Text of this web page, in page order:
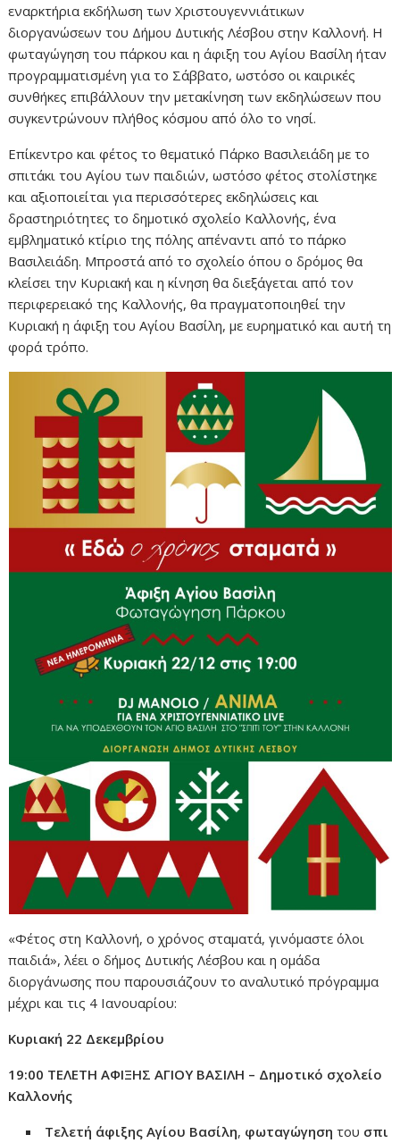
εναρκτήρια εκδήλωση των Χριστουγεννιάτικων
διοργανώσεων του Δήμου Δυτικής Λέσβου στην Καλλονή. Η
φωταγώγηση του πάρκου και η άφιξη του Αγίου Βασίλη ήταν
προγραμματισμένη για το Σάββατο, ωστόσο οι καιρικές
συνθήκες επιβάλλουν την μετακίνηση των εκδηλώσεων που
συγκεντρώνουν πλήθος κόσμου από όλο το νησί.
Επίκεντρο και φέτος το θεματικό Πάρκο Βασιλειάδη με το
σπιτάκι του Αγίου των παιδιών, ωστόσο φέτος στολίστηκε
και αξιοποιείται για περισσότερες εκδηλώσεις και
δραστηριότητες το δημοτικό σχολείο Καλλονής, ένα
εμβληματικό κτίριο της πόλης απέναντι από το πάρκο
Βασιλειάδη. Μπροστά από το σχολείο όπου ο δρόμος θα
κλείσει την Κυριακή και η κίνηση θα διεξάγεται από τον
περιφερειακό της Καλλονής, θα πραγματοποιηθεί την
Κυριακή η άφιξη του Αγίου Βασίλη, με ευρηματικό και αυτή τη
φορά τρόπο.
«Φέτος στη Καλλονή, ο χρόνος σταματά, γινόμαστε όλοι
παιδιά», λέει ο δήμος Δυτικής Λέσβου και η ομάδα
διοργάνωσης που παρουσιάζουν το αναλυτικό πρόγραμμα
μέχρι και τις 4 Ιανουαρίου:
Κυριακή 22 Δεκεμβρίου
19:00 ΤΕΛΕΤΗ ΑΦΙΞΗΣ ΑΓΙΟΥ ΒΑΣΙΛΗ – Δημοτικό σχολείο
Καλλονής
Τελετή άφιξης Αγίου Βασίλη, φωταγώγηση του σπι